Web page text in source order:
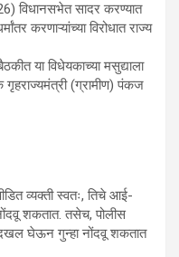
विधानसभेत सादर करण्यात
करणाऱ्यांच्या विरोधात राज्य
या विधेयकाच्या मसुद्याला
गृहराज्यमंत्री (ग्रामीण) पंकज
व्यक्ती स्वतः, तिचे आई-
शकतात. तसेच, पोलीस
घेऊन गुन्हा नोंदवू शकतात